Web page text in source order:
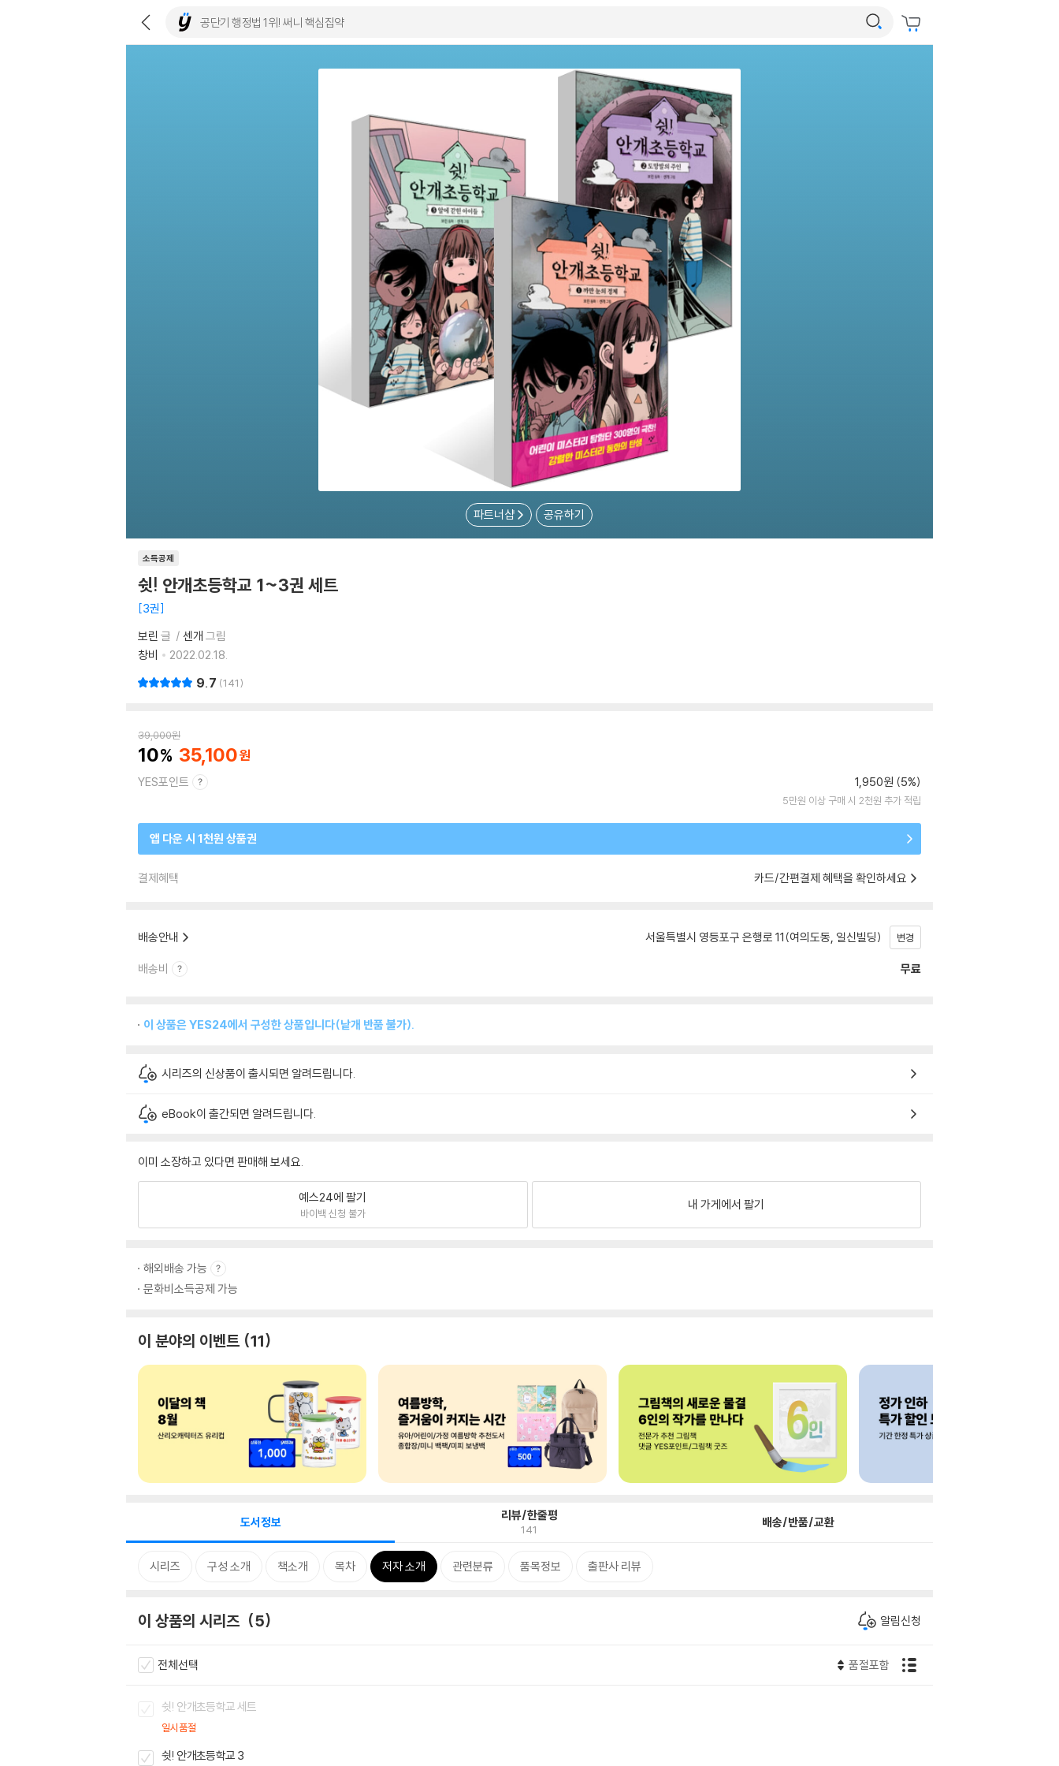
파트너샵 공유하기
소득공제
쉿! 안개초등학교 1~3권 세트
3권
보린 글 센개 그림
창비
2022.02.18.
9.7 141
39,000원
10 35,100
YES포인트 1,950원 (5%)
5만원 이상 구매 시 2천원 추가 적립
앱 다운 시 1천원 상품권
결제혜택 카드/간편결제 혜택을 확인하세요
배송안내 서울특별시 영등포구 은행로 11(여의도동, 일신빌딩) 변경
배송비 무료
이 상품은 YES24에서 구성한 상품입니다(낱개 반품 불가).
시리즈의 신상품이 출시되면 알려드립니다.
eBook이 출간되면 알려드립니다.
이미 소장하고 있다면 판매해 보세요.
예스24에 팔기
바이백 신청 불가
내 가게에서 팔기
해외배송 가능
문화비소득공제 가능
이 분야의 이벤트 11
도서정보 리뷰/한줄평
141 배송/반품/교환
시리즈 구성 소개 책소개 목차 저자 소개 관련분류 품목정보 출판사 리뷰
이 상품의 시리즈 5 알림신청
전체선택 품절포함
쉿! 안개초등학교 세트
일시품절
쉿! 안개초등학교 3